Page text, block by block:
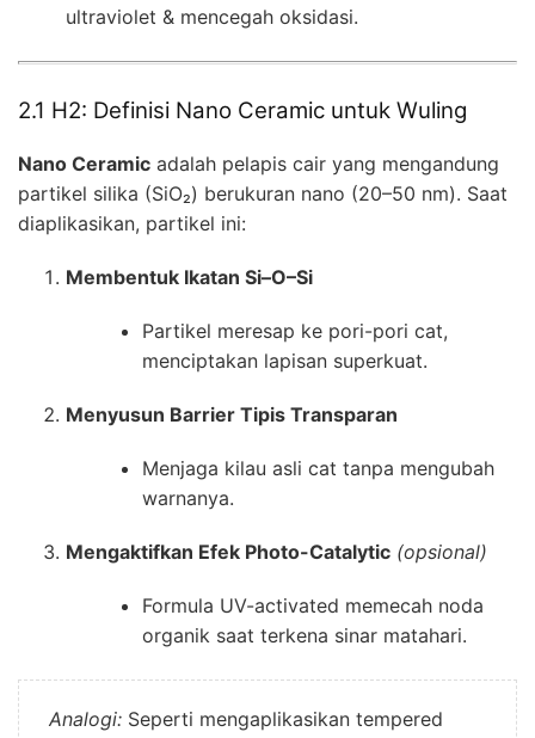
ultraviolet & mencegah oksidasi.
2.1 H2: Definisi Nano Ceramic untuk Wuling
Nano Ceramic adalah pelapis cair yang mengandung
partikel silika (SiO₂) berukuran nano (20–50 nm). Saat
diaplikasikan, partikel ini:
Membentuk Ikatan Si–O–Si
Partikel meresap ke pori-pori cat,
menciptakan lapisan superkuat.
Menyusun Barrier Tipis Transparan
Menjaga kilau asli cat tanpa mengubah
warnanya.
Mengaktifkan Efek Photo-Catalytic (opsional)
Formula UV-activated memecah noda
organik saat terkena sinar matahari.
Analogi: Seperti mengaplikasikan tempered